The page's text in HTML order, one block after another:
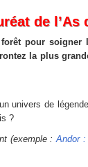
de l’As
pour
la plus
univers de
?
(exemple :Andor :